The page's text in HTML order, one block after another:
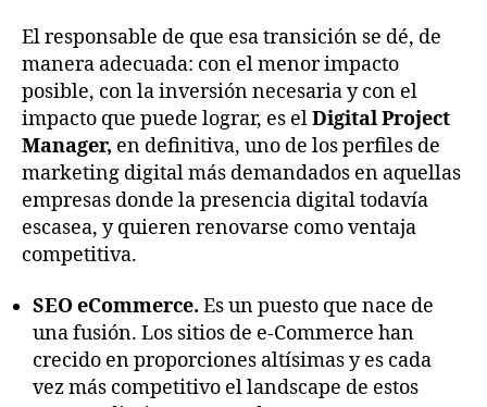
El responsable de que esa transición se dé, de
manera adecuada: con el menor impacto
posible, con la inversión necesaria y con el
impacto que puede lograr, es elDigital Project
Manager, en definitiva, uno de los perfiles de
marketing digital más demandados en aquellas
empresas donde la presencia digital todavía
escasea, y quieren renovarse como ventaja
competitiva.
SEO eCommerce. Es un puesto que nace de
una fusión. Los sitios de e-Commerce han
crecido en proporciones altísimas y es cada
vez más competitivo el landscape de estos